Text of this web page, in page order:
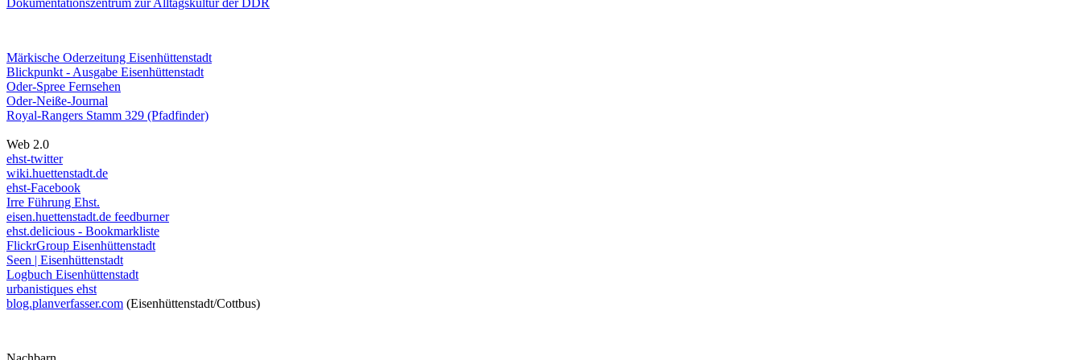
Märkische Oderzeitung Eisenhüttenstadt
Blickpunkt - Ausgabe Eisenhüttenstadt
Oder-Spree Fernsehen
Oder-Neiße-Journal
Royal-Rangers Stamm 329 (Pfadfinder)
Web 2.0
ehst-twitter
wiki.huettenstadt.de
ehst-Facebook
Irre Führung Ehst.
eisen.huettenstadt.de feedburner
ehst.delicious - Bookmarkliste
FlickrGroup Eisenhüttenstadt
Seen | Eisenhüttenstadt
Logbuch Eisenhüttenstadt
urbanistiques ehst
blog.planverfasser.com (Eisenhüttenstadt/Cottbus)